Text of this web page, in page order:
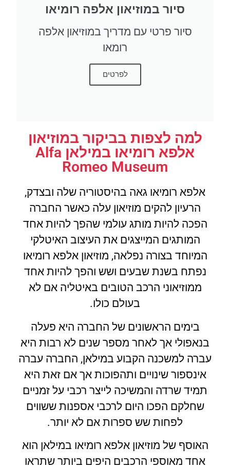
סיור במוזיאון אלפה רומיאו
סיור פרטי עם מדריך במוזיאון אלפה
רומאו
לפרטים
למה לצפות בביקור במוזיאון
אלפא רומיאו במילאן Alfa
Romeo Museum
אלפא רומיאו גאה בהיסטוריה שלה ובצדק,
הרעיון להקים מוזיאון עלה כאשר החברה
הפכה להיות מותג עולמי שהפך להיות אחד
המותגים המייצגים את העיצוב האיטלקי
המיוחד בצורה נפלאה, מוזיאון אלפא רומיאו
נפתח בשנת שבעים ושש והפך להיות אחד
ממוזיאוני הרכב הטובים באיטליה אם לא
בעולם כולו.
בימים הראשונים של החברה היא פעלה
בנאפולי אך לאחר מספר שנים לא רבות היא
עברה למשכנה הקבוע במילאן, החברה עברה
אינספור שינויים ותהפוכות אך אם זאת היא
תמיד שרדה והמשיכה לייצר רכבי על זמניים
שחלקם הפכו היום לרכבי אספנות ששווים
לפחות שש ספרות אם לא יותר.
האוסף של מוזיאון אלפא רומיאו במילאן הוא
אחד מאוספי הרכבים היפים ביותר שתראו